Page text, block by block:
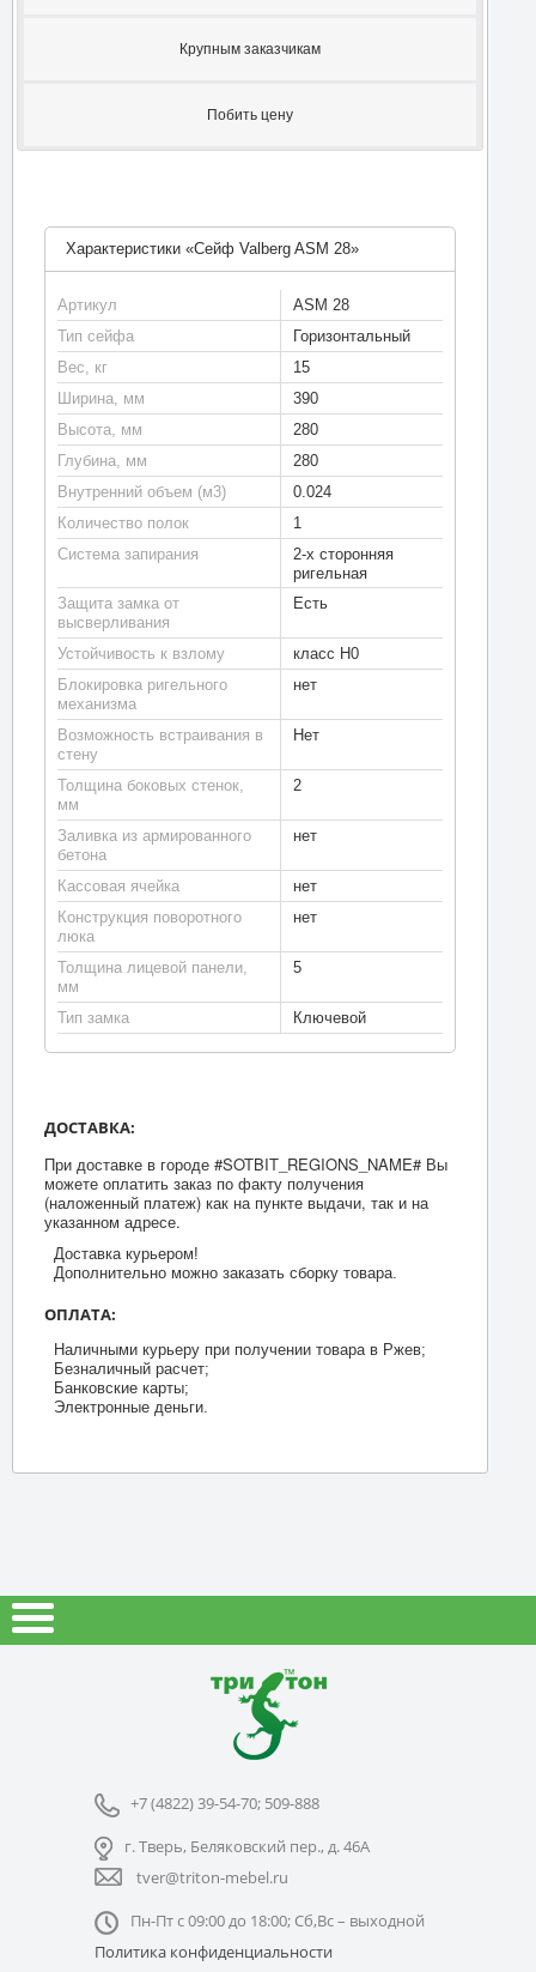
Крупным заказчикам
Побить цену
Характеристики «Сейф Valberg ASM 28»
Артикул
ASM 28
Тип сейфа
Горизонтальный
Вес, кг
15
Ширина, мм
390
Высота, мм
280
Глубина, мм
280
Внутренний объем (м3)
0.024
Количество полок
1
Система запирания
2-х сторонняя
ригельная
Защита замка от
высверливания
Есть
Устойчивость к взлому
класс Н0
Блокировка ригельного
механизма
нет
Возможность встраивания в
стену
Нет
Толщина боковых стенок,
мм
2
Заливка из армированного
бетона
нет
Кассовая ячейка
нет
Конструкция поворотного
люка
нет
Толщина лицевой панели,
мм
5
Тип замка Ключевой
ДОСТАВКА:
При доставке в городе #SOTBIT_REGIONS_NAME# Вы
можете оплатить заказ по факту получения
(наложенный платеж) как на пункте выдачи, так и на
указанном адресе.
Доставка курьером!
Дополнительно можно заказать сборку товара.
ОПЛАТА:
Наличными курьеру при получении товара в Ржев;
Безналичный расчет;
Банковские карты;
Электронные деньги.
+7 (4822) 39-54-70; 509-888
г. Тверь, Беляковский пер., д. 46А
tver@triton-mebel.ru
Пн-Пт с 09:00 до 18:00; Сб,Вс – выходной
Политика конфиденциальности